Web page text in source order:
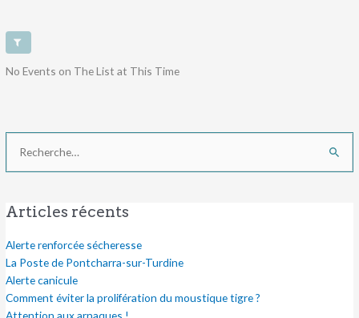
No Events on The List at This Time
Rechercher :
Articles récents
Alerte renforcée sécheresse
La Poste de Pontcharra-sur-Turdine
Alerte canicule
Comment éviter la prolifération du moustique tigre ?